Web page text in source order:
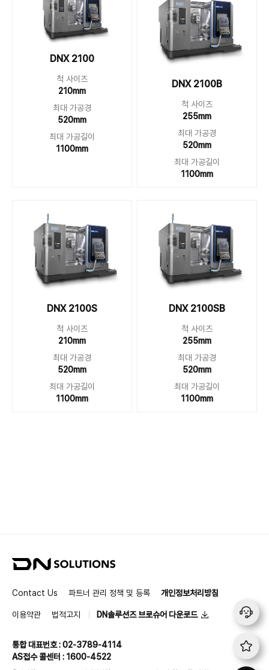
DNX 2100
척 사이즈
210mm
최대 가공경
520mm
최대 가공길이
1100mm
DNX 2100B
척 사이즈
255mm
최대 가공경
520mm
최대 가공길이
1100mm
DNX 2100S
척 사이즈
210mm
최대 가공경
520mm
최대 가공길이
1100mm
DNX 2100SB
척 사이즈
255mm
최대 가공경
520mm
최대 가공길이
1100mm
D
S
l
i
o
Contact Us 파트너 관리 정책 및 등록 개인정보처리방침
이용약관 법적고지 DN솔루션즈 브로슈어 다운로드
통합 대표번호 : 02-3789-4114
AS접수 콜센터 : 1600-4522